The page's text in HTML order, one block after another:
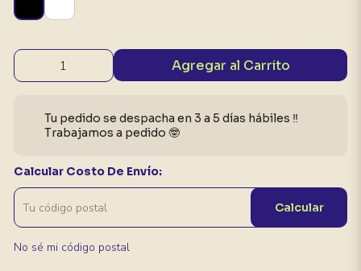
Agregar al Carrito
Tu pedido se despacha en 3 a 5 días hábiles ‼️
Trabajamos a pedido 🤓
Calcular Costo De Envío:
Calcular
No sé mi código postal